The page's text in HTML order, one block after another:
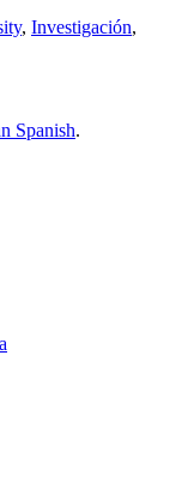
, Investigación,
Spanish.